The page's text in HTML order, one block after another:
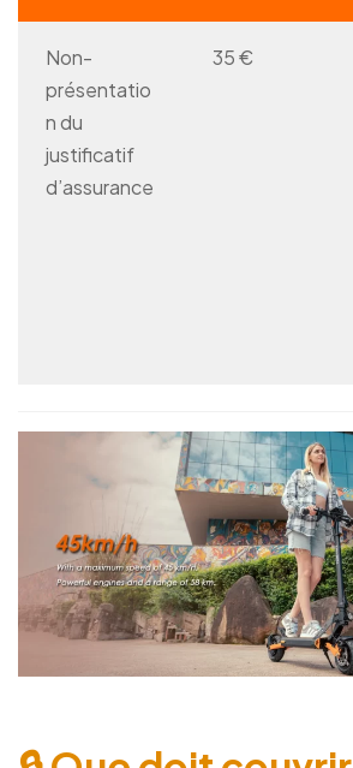
Non-
présentatio
n du
justificatif
d’assurance
35 €